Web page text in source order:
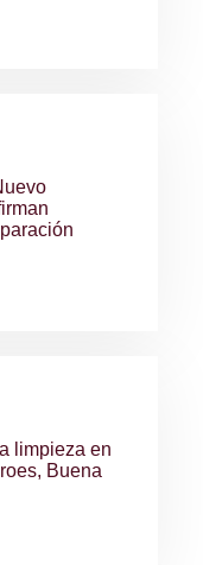
limpieza en
Buena